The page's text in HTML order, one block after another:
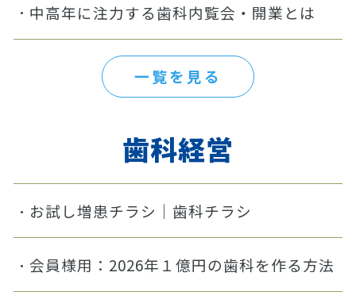
中高年に注力する歯科内覧会・開業とは
一覧を見る
歯科経営
お試し増患チラシ｜歯科チラシ
会員様用：2026年１億円の歯科を作る方法